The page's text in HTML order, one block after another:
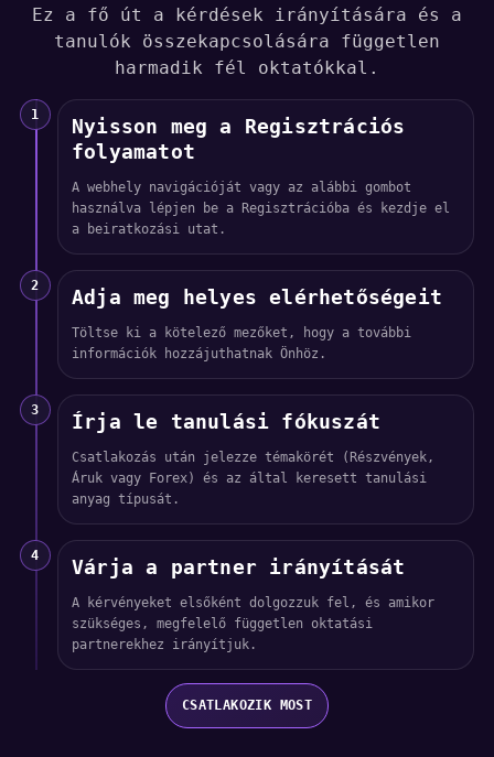
Ez a fő út a kérdések irányítására és a
tanulók összekapcsolására független
harmadik fél oktatókkal.
1
Nyisson meg a Regisztrációs
folyamatot
A webhely navigációját vagy az alábbi gombot
használva lépjen be a Regisztrációba és kezdje el
a beiratkozási utat.
2
Adja meg helyes elérhetőségeit
Töltse ki a kötelező mezőket, hogy a további
információk hozzájuthatnak Önhöz.
3
Írja le tanulási fókuszát
Csatlakozás után jelezze témakörét (Részvények,
Áruk vagy Forex) és az által keresett tanulási
anyag típusát.
4
Várja a partner irányítását
A kérvényeket elsőként dolgozzuk fel, és amikor
szükséges, megfelelő független oktatási
partnerekhez irányítjuk.
CSATLAKOZIK MOST